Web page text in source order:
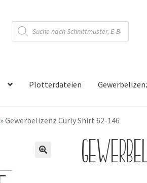
Products
search
Plotterdateien
»Gewerbelizenz Curly Shirt 62-146